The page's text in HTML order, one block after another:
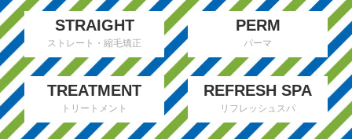
STRAIGHT
ストレート・縮毛矯正
PERM
パーマ
TREATMENT
トリートメント
REFRESH SPA
リフレッシュスパ